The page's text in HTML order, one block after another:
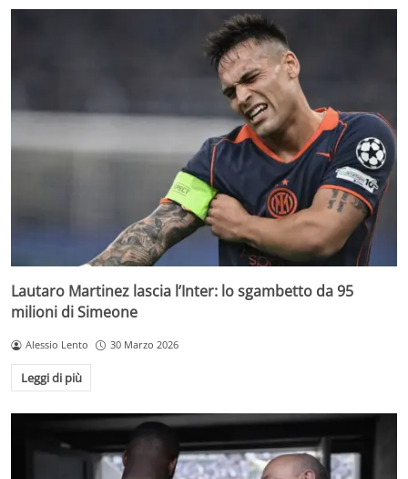
Lautaro Martinez lascia l’Inter: lo sgambetto da 95
milioni di Simeone
Alessio Lento 30 Marzo 2026
Leggi di più